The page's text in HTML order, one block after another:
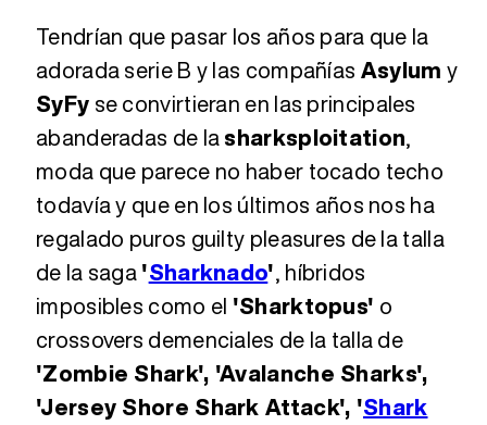
Tendrían que pasar los años para que la
adorada serie B y las compañías Asylum y
SyFy se convirtieran en las principales
abanderadas de lasharksploitation,
moda que parece no haber tocado techo
todavía y que en los últimos años nos ha
regalado puros guilty pleasures de la talla
de la saga'Sharknado', híbridos
imposibles como el 'Sharktopus' o
crossovers demenciales de la talla de
'Zombie Shark', 'Avalanche Sharks',
'Jersey Shore Shark Attack', 'Shark